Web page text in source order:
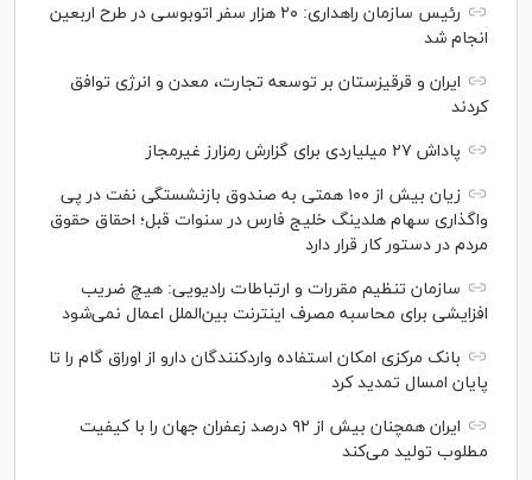
رئیس سازمان راهداری: ۲۰ هزار سفر اتوبوسی در طرح اربعین
انجام شد
ایران و قرقیزستان بر توسعه تجارت، معدن و انرژی توافق
کردند
پاداش ۲۷ میلیاردی برای گزارش رمزارز غیرمجاز
زیان بیش از ۱۰۰ همتی به صندوق بازنشستگی نفت در پی
واگذاری سهام هلدینگ خلیج فارس در سنوات قبل؛ احقاق حقوق
مردم در دستور کار قرار دارد
سازمان تنظیم مقررات و ارتباطات رادیویی: هیچ ضریب
افزایشی برای محاسبه مصرف اینترنت بین‌الملل اعمال نمی‌شود
بانک مرکزی امکان استفاده واردکنندگان دارو از اوراق گام را تا
پایان امسال تمدید کرد
ایران همچنان بیش از ۹۲ درصد زعفران جهان را با کیفیت
مطلوب تولید می‌کند